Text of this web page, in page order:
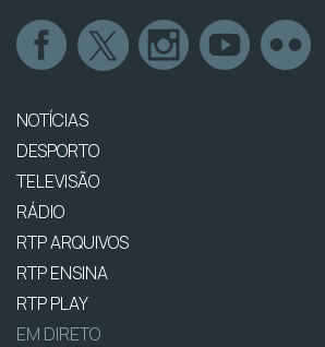
NOTÍCIAS
DESPORTO
TELEVISÃO
RÁDIO
RTP ARQUIVOS
RTP ENSINA
RTP PLAY
EM DIRETO